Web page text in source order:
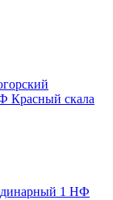
Красный скала
1 НФ